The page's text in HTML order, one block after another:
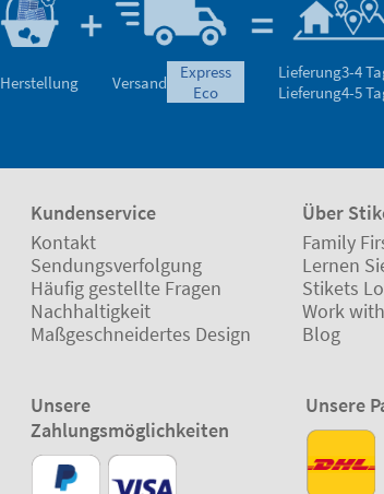
Herstellung Versand
express
eco
Lieferung3-4
Lieferung4-5
Kundenservice
Kontakt
Sendungsverfolgung
Häufig gestellte Fragen
Nachhaltigkeit
Maßgeschneidertes Design
Über
Family
Lernen
Stikets
Work
Blog
Unsere
Zahlungsmöglichkeiten
Unsere